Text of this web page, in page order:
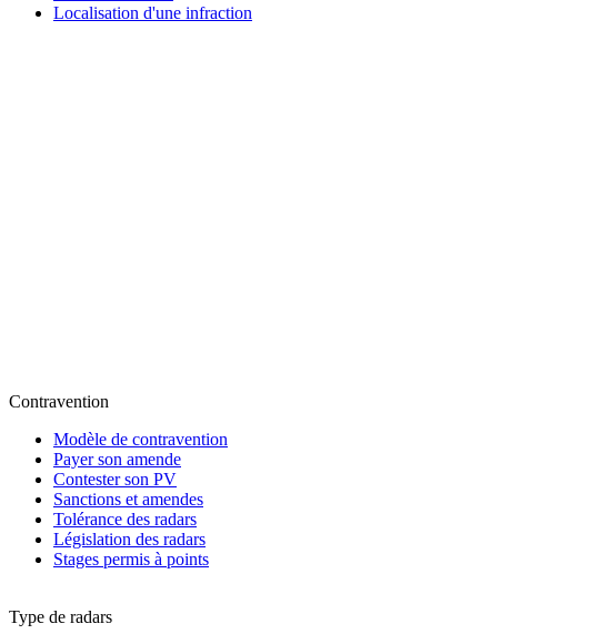
Localisation d'une infraction
Contravention
Modèle de contravention
Payer son amende
Contester son PV
Sanctions et amendes
Tolérance des radars
Législation des radars
Stages permis à points
Type de radars